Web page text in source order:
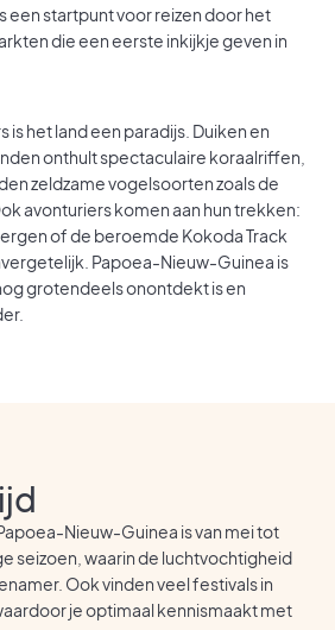
een startpunt voor reizen door het
die een eerste inkijkje geven in
het land een paradijs. Duiken en
onthult spectaculaire koraalriffen,
zeldzame vogelsoorten zoals de
avonturiers komen aan hun trekken:
of de beroemde Kokoda Track
Papoea-Nieuw-Guinea is
grotendeels onontdekt is en
Nieuw-Guinea is van mei tot
seizoen, waarin de luchtvochtigheid
Ook vinden veel festivals in
je optimaal kennismaakt met